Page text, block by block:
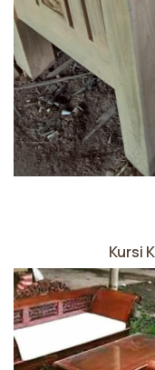
Kursi